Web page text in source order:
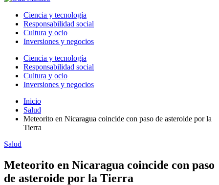
Ciencia y tecnología
Responsabilidad social
Cultura y ocio
Inversiones y negocios
Ciencia y tecnología
Responsabilidad social
Cultura y ocio
Inversiones y negocios
Inicio
Salud
Meteorito en Nicaragua coincide con paso de asteroide por la
Tierra
Salud
Meteorito en Nicaragua coincide con paso
de asteroide por la Tierra